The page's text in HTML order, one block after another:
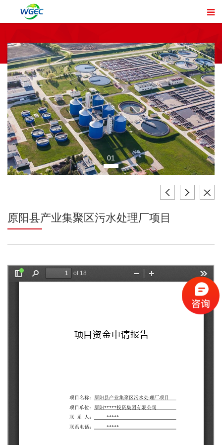
01
原阳县产业集聚区污水处理厂项目